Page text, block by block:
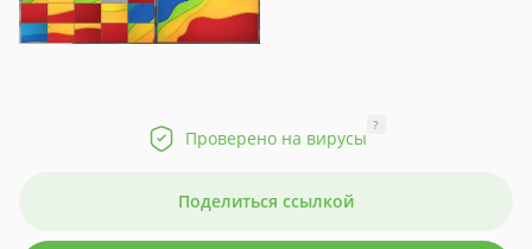
Проверено на вирусы
?
Поделиться ссылкой